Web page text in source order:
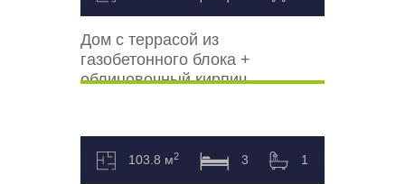
Дом с террасой из
газобетонного блока +
облицовочный кирпич
103.8 м2 3 1